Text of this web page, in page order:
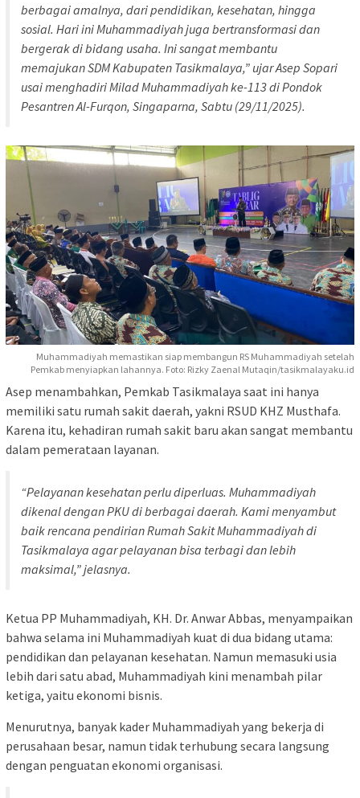
berbagai amalnya, dari pendidikan, kesehatan, hingga
sosial. Hari ini Muhammadiyah juga bertransformasi dan
bergerak di bidang usaha. Ini sangat membantu
memajukan SDM Kabupaten Tasikmalaya,” ujar Asep Sopari
usai menghadiri Milad Muhammadiyah ke-113 di Pondok
Pesantren Al-Furqon, Singaparna, Sabtu (29/11/2025).
Muhammadiyah memastikan siap membangun RS Muhammadiyah setelah
Pemkab menyiapkan lahannya. Foto: Rizky Zaenal Mutaqin/tasikmalayaku.id
Asep menambahkan, Pemkab Tasikmalaya saat ini hanya
memiliki satu rumah sakit daerah, yakni RSUD KHZ Musthafa.
Karena itu, kehadiran rumah sakit baru akan sangat membantu
dalam pemerataan layanan.
“Pelayanan kesehatan perlu diperluas. Muhammadiyah
dikenal dengan PKU di berbagai daerah. Kami menyambut
baik rencana pendirian Rumah Sakit Muhammadiyah di
Tasikmalaya agar pelayanan bisa terbagi dan lebih
maksimal,” jelasnya.
Ketua PP Muhammadiyah, KH. Dr. Anwar Abbas, menyampaikan
bahwa selama ini Muhammadiyah kuat di dua bidang utama:
pendidikan dan pelayanan kesehatan. Namun memasuki usia
lebih dari satu abad, Muhammadiyah kini menambah pilar
ketiga, yaitu ekonomi bisnis.
Menurutnya, banyak kader Muhammadiyah yang bekerja di
perusahaan besar, namun tidak terhubung secara langsung
dengan penguatan ekonomi organisasi.